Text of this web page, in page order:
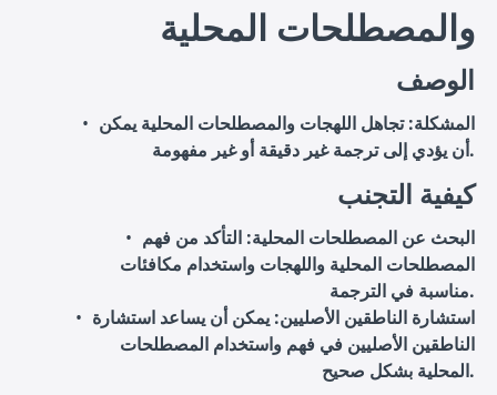
والمصطلحات المحلية
الوصف
المشكلة: تجاهل اللهجات والمصطلحات المحلية يمكن
أن يؤدي إلى ترجمة غير دقيقة أو غير مفهومة.
كيفية التجنب
البحث عن المصطلحات المحلية: التأكد من فهم
المصطلحات المحلية واللهجات واستخدام مكافئات
مناسبة في الترجمة.
استشارة الناطقين الأصليين: يمكن أن يساعد استشارة
الناطقين الأصليين في فهم واستخدام المصطلحات
المحلية بشكل صحيح.